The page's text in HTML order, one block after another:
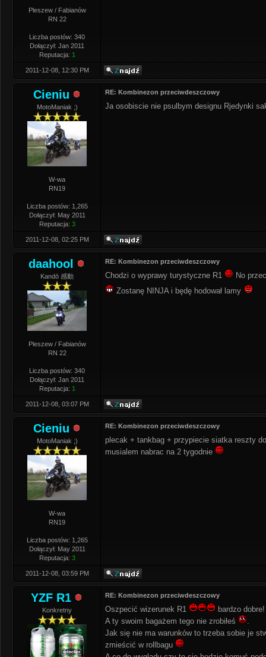
Pleszew / Fabianów
RN 22
Liczba postów: 340
Dołączył: Jan 2011
Reputacja: 1
2011-12-08, 12:30 PM
Cieniu
MotoManiak ;)
W-wa
RN19
Liczba postów: 1,265
Dołączył: May 2011
Reputacja: 3
RE: Kombinezon przeciwdeszczowy
Ja osobiscie nie psulbym designu Rjedynki
2011-12-08, 02:25 PM
daahool
Kandō 感動
Pleszew / Fabianów
RN 22
Liczba postów: 340
Dołączył: Jan 2011
Reputacja: 1
RE: Kombinezon przeciwdeszczowy
Chodzi o wyprawy turystyczne R1
No
Zostanę NINJA i będę hodował lamy
2011-12-08, 03:07 PM
Cieniu
MotoManiak ;)
W-wa
RN19
Liczba postów: 1,265
Dołączył: May 2011
Reputacja: 3
RE: Kombinezon przeciwdeszczowy
plecak + tankbag + przypiecie siatka reszty
musialem nabrac na 2 tygodnie
2011-12-08, 03:59 PM
YZF R1
Konkretny
RE: Kombinezon przeciwdeszczowy
Oszpecić wizerunek R1
bardzo dobre!
A ty swoim bagażem tego nie zrobiłeś
.
Jak się nie ma warunków to trzeba sobie je
zmieścić w rollbagu